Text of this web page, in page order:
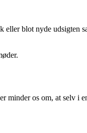
blot nyde udsigten
minder os om, at selv i